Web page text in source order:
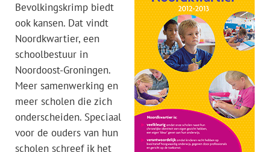
Bevolkingskrimp biedt
ook kansen. Dat vindt
Noordkwartier, een
schoolbestuur in
Noordoost-Groningen.
Meer samenwerking en
meer scholen die zich
onderscheiden. Speciaal
voor de ouders van hun
scholen schreef ik het